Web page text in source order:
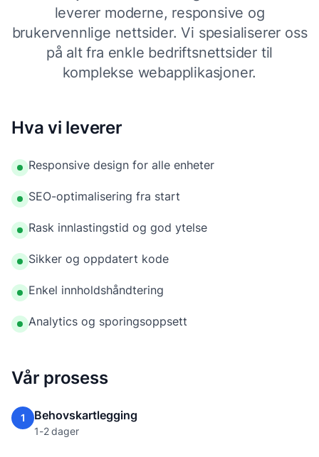
leverer moderne, responsive og
brukervennlige nettsider. Vi spesialiserer oss
på alt fra enkle bedriftsnettsider til
komplekse webapplikasjoner.
Hva vi leverer
Responsive design for alle enheter
SEO-optimalisering fra start
Rask innlastingstid og god ytelse
Sikker og oppdatert kode
Enkel innholdshåndtering
Analytics og sporingsoppsett
Vår prosess
1 Behovskartlegging
1-2 dager